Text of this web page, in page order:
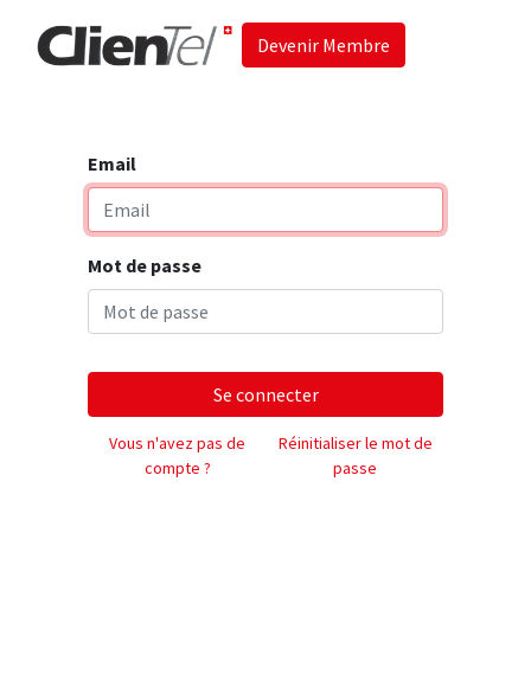
Devenir Membre
Email
Mot de passe
Se connecter
Vous n'avez pas de
compte ?
Réinitialiser le mot de
passe